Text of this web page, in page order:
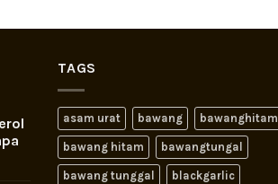
TAGS
asam urat bawang bawanghitam
bawang hitam bawangtungal
bawang tunggal blackgarlic